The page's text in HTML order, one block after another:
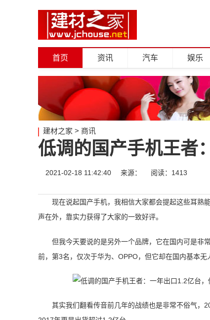
首页 资讯 汽车 娱乐
建材之家 > 商讯
低调的国产手机王者
2021-02-18 11:42:40 来源： 阅读：1413
现在说起国产手机，我相信大家都会提起这些耳熟
声在外，靠实力获得了大家的一致好评。
但我今天要说的是另外一个品牌，它在国内可是非
前，第3名，仅次于华为、OPPO，但它却在国内基本
其实我们翻看传音前几年的战绩也是非常不俗气，